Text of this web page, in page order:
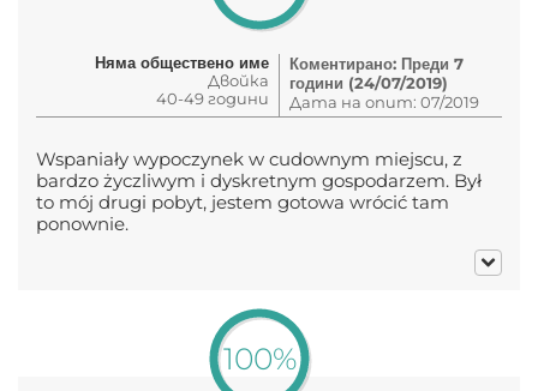
Няма обществено име
Двойка
40-49 години
Коментирано: Преди 7
години (24/07/2019)
Дата на опит: 07/2019
Wspaniały wypoczynek w cudownym miejscu, z
bardzo życzliwym i dyskretnym gospodarzem. Był
to mój drugi pobyt, jestem gotowa wrócić tam
ponownie.
100%